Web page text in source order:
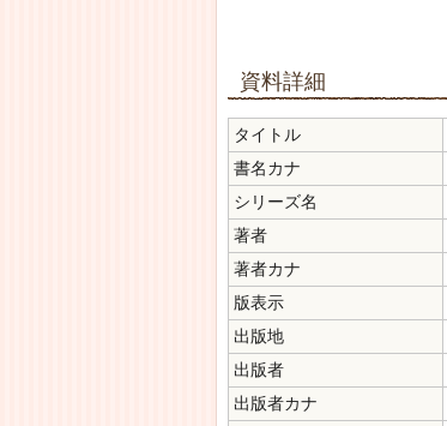
資料詳細
タイトル
書名カナ
シリーズ名
著者
著者カナ
版表示
出版地
出版者
出版者カナ